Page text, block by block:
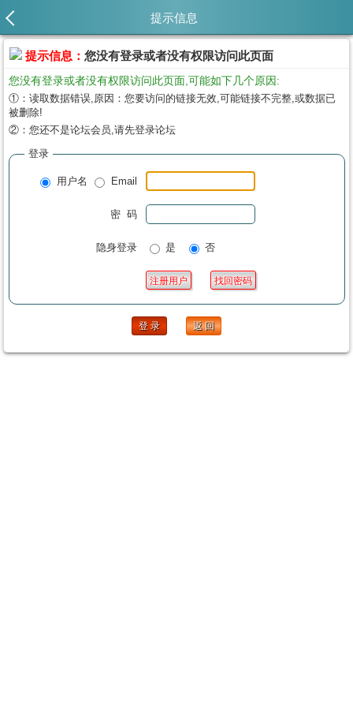
提示信息
提示信息： 您没有登录或者没有权限访问此页面
您没有登录或者没有权限访问此页面,可能如下几个原因:
①：读取数据错误,原因：您要访问的链接无效,可能链接不完整,或数据已
被删除!
②：您还不是论坛会员,请先登录论坛
登录
用户名 Email
密 码
隐身登录 是 否